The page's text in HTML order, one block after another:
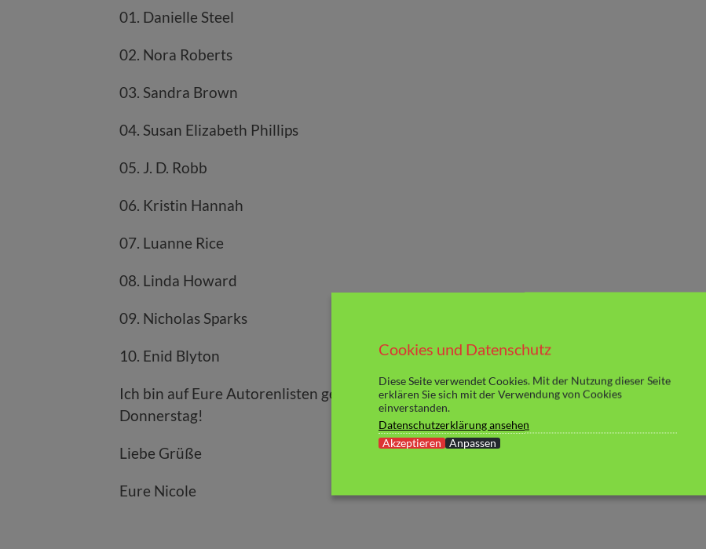
01. Danielle Steel
02. Nora Roberts
03. Sandra Brown
04. Susan Elizabeth Phillips
05. J. D. Robb
06. Kristin Hannah
07. Luanne Rice
08. Linda Howard
09. Nicholas Sparks
10. Enid Blyton
Ich bin auf Eure Autorenlisten gespannt und wünsche Euch einen schönen
Donnerstag!
Liebe Grüße
Eure Nicole
Cookies und Datenschutz
Diese Seite verwendet Cookies. Mit der Nutzung dieser Seite
erklären Sie sich mit der Verwendung von Cookies
einverstanden.
Datenschutzerklärung ansehen
Akzeptieren
Anpassen